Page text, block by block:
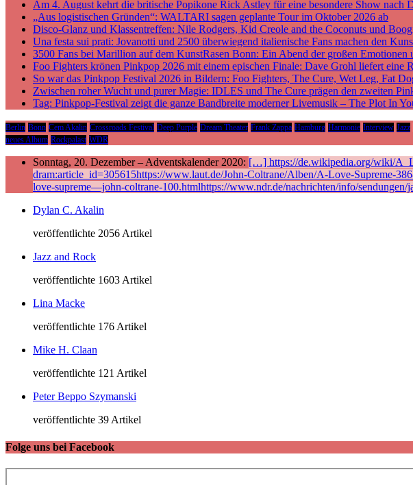
Am 4. August kehrt die britische Popikone Rick Astley für eine besondere Show nach
„Aus logistischen Gründen“: WALTARI sagen geplante Tour im Oktober 2026 ab
Disco-Glanz und Klassentreffen: Nile Rodgers, Kid Creole and the Coconuts und
Una festa sui prati: Jovanotti und 2500 überwiegend italienische Fans machen den
3500 Fans bei Marillion auf dem KunstRasen Bonn: Ein Abend der großen Emotionen
Foo Fighters krönen Pinkpop 2026 mit einem epischen Finale: Dave Grohl liefert eine
So war das Pinkpop Festival 2026 in Bildern: Foo Fighters, The Cure, Wet Leg, Fat
Zwischen roher Wucht und purer Magie: IDLES und The Cure prägen den zweiten
Tag: Pinkpop-Festival zeigt die ganze Bandbreite moderner Livemusik – The Plot In
Berlin Bonn Cem Akalin Crossroads Festival Deep Purple Dream Theater Frank Zappa Hamburg Harmonie Interview Jazz
neues Album Rockpalast WDR
Sonntag, 20. Dezember – Adventskalender 2020: […] https://de.wikipedia.org/wiki/
dram:article_id=305615https://www.laut.de/John-Coltrane/Alben/A-Love-Supreme-
love-supreme—john-coltrane-100.htmlhttps://www.ndr.de/nachrichten/info/
Dylan C. Akalin
veröffentlichte 2056 Artikel
Jazz and Rock
veröffentlichte 1603 Artikel
Lina Macke
veröffentlichte 176 Artikel
Mike H. Claan
veröffentlichte 121 Artikel
Peter Beppo Szymanski
veröffentlichte 39 Artikel
Folge uns bei Facebook